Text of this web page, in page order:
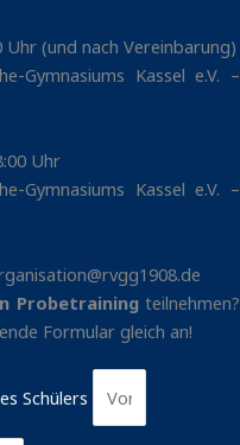
Uhr (und nach Vereinbarung)
Gymnasiums Kassel e.V. –
Uhr
Gymnasiums Kassel e.V. –
Probetrainingteilnehmen?
Formular gleich an!
Schülers